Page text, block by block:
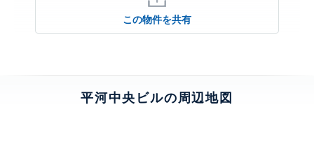
この物件を共有
平河中央ビルの周辺地図